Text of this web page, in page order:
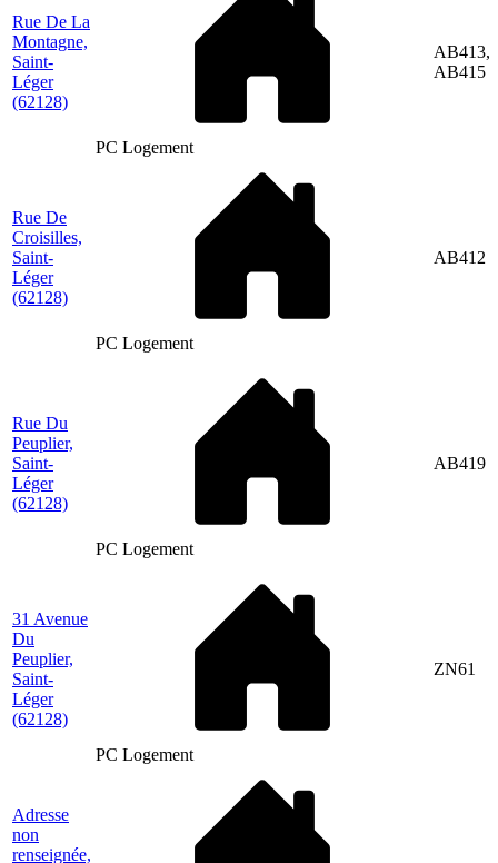
Rue De La
Montagne,
Saint-
Léger
(62128)
PC Logement
AB413,
AB415
Rue De
Croisilles,
Saint-
Léger
(62128)
PC Logement
AB412
Rue Du
Peuplier,
Saint-
Léger
(62128)
PC Logement
AB419
31 Avenue
Du
Peuplier,
Saint-
Léger
(62128)
PC Logement
ZN61
Adresse
non
renseignée,